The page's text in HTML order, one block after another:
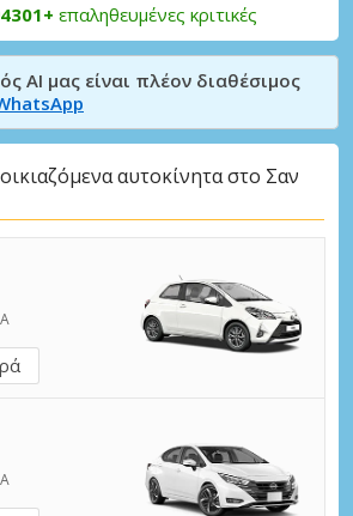
επαληθευμένες κριτικές
AI μας είναι πλέον διαθέσιμος
αυτοκίνητα στο Σαν
A
A